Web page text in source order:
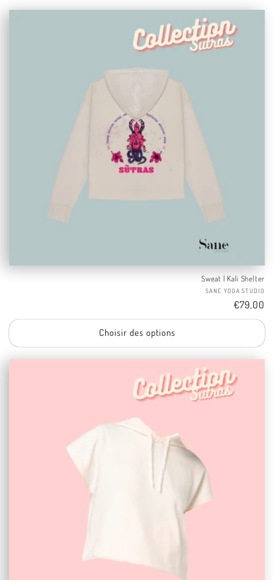
Sweat | Kali Shelter
SANE YOGA STUDIO
Tarif
€79,00
Choisir des options